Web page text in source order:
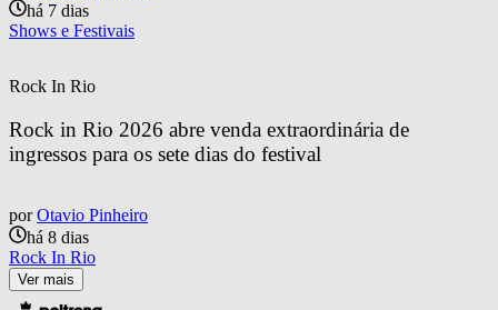
há 7 dias
Shows e Festivais
Rock In Rio
Rock in Rio 2026 abre venda extraordinária de
ingressos para os sete dias do festival
por Otavio Pinheiro
há 8 dias
Rock In Rio
Ver mais